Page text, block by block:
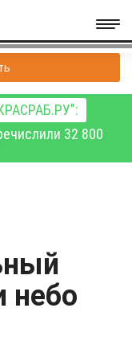
32 800
небо